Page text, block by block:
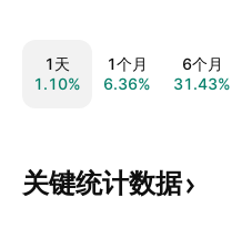
1天
1.10%
1个月
6.36%
6个月
31.43%
关键统计数据